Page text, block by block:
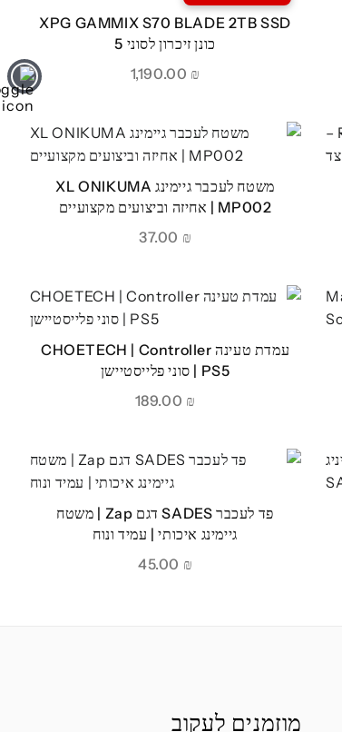
XPG GAMMIX S70 BLADE 2TB SSD
כונן זיכרון לסוני 5
₪
משטח לעכבר גיימינג XL ONIKUMA
MP002 | אחיזה וביצועים מקצועיים
₪
עמדת טעינה CHOETECH | Controller
PS5 | סוני פלייסטיישן
₪
פד לעכבר SADES דגם Zap | משטח
גיימינג איכותי | עמיד ונוח
₪
מוזמנים לעקוב